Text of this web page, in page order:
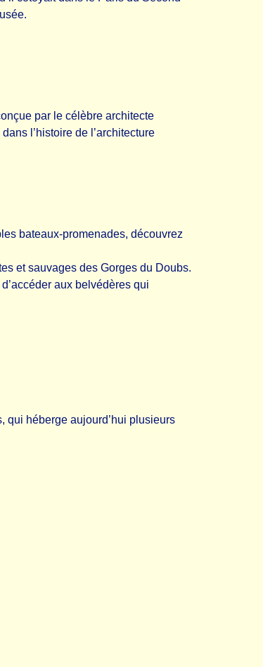
par le célèbre architecte
l’histoire de l’architecture
bateaux-promenades, découvrez
et sauvages des Gorges du Doubs.
aux belvédères qui
qui héberge aujourd’hui plusieurs